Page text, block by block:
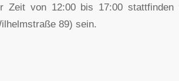
Zeit von 12:00 bis 17:00
89) sein.